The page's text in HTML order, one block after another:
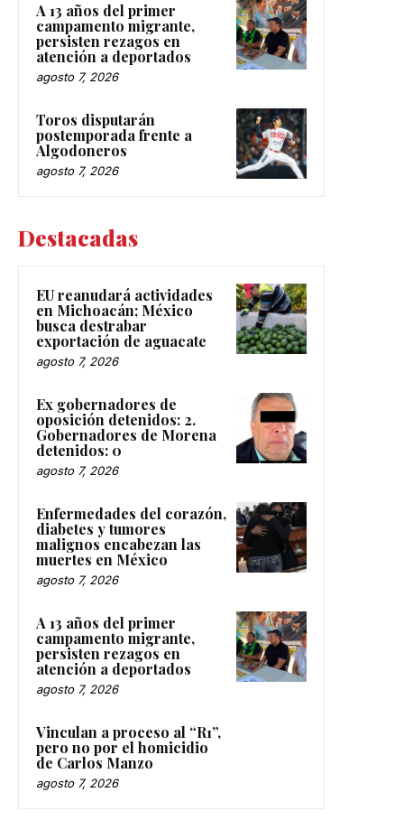
A 13 años del primer
campamento migrante,
persisten rezagos en
atención a deportados
agosto 7, 2026
Toros disputarán
postemporada frente a
Algodoneros
agosto 7, 2026
Destacadas
EU reanudará actividades
en Michoacán; México
busca destrabar
exportación de aguacate
agosto 7, 2026
Ex gobernadores de
oposición detenidos: 2.
Gobernadores de Morena
detenidos: 0
agosto 7, 2026
Enfermedades del corazón,
diabetes y tumores
malignos encabezan las
muertes en México
agosto 7, 2026
A 13 años del primer
campamento migrante,
persisten rezagos en
atención a deportados
agosto 7, 2026
Vinculan a proceso al “R1”,
pero no por el homicidio
de Carlos Manzo
agosto 7, 2026